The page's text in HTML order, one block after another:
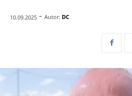
10.09.2025 - Autor: DC